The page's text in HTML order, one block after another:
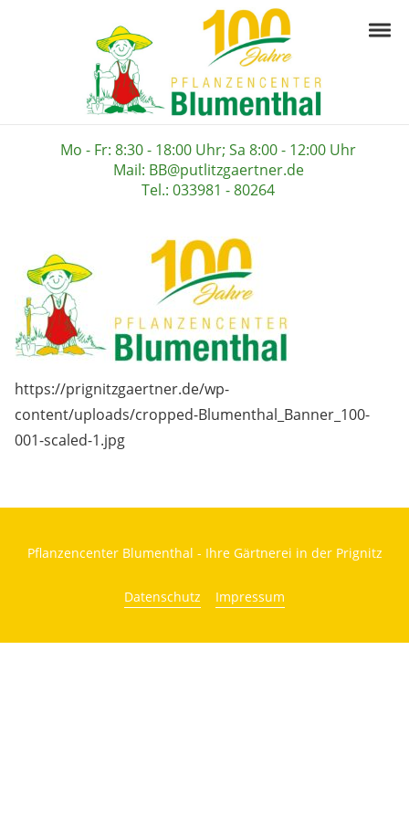
Pflanzencenter
Ihre Gärtnerei in der Prignitz
Mo - Fr: 8:30 - 18:00 Uhr; Sa 8:00 - 12:00 Uhr
Mail: BB@putlitzgaertner.de
Tel.: 033981 - 80264
https://prignitzgaertner.de/wp-
content/uploads/cropped-Blumenthal_Banner_100-
001-scaled-1.jpg
Pflanzencenter Blumenthal - Ihre Gärtnerei in der Prignitz
Datenschutz Impressum